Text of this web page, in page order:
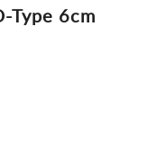
Type 6cm